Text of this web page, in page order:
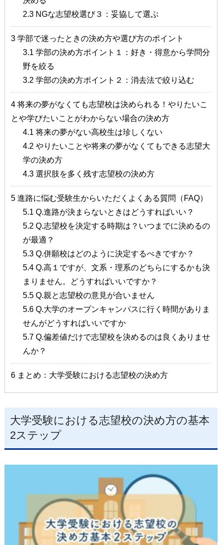
2.3NGな志望校選び３：妥協して選ぶ
3学部で迷ったときの決め方や選び方のポイント
3.1 学部の決め方ポイント１：好き・得意から学問分
野を絞る
3.2 学部の決め方ポイント２：消去法で絞り込む
4将来の夢がなくても志望校は決められる！やりたいこ
とや学びたいことがわからない場合の決め方
4.1 将来の夢がない高校生は珍しくない
4.2 やりたいことや将来の夢がなくてもできる志望大
学の決め方
4.3選択肢を多く残す志望校の決め方
5進路に悩む受験生からいただくよくある質問（FAQ）
5.1 Q.進路が決まらないときはどうすればいい？
5.2 Q.志望校を決定する時期は？いつまでに決めるの
が最適？
5.3Q.併願校はどのように決定するべきですか？
5.4Q.高１ですが、文系・理系のどちらにするかも決
まりません。どうすればいいですか？
5.5Q.親と志望校の意見が合いません
5.6Q.大学のオープンキャンパスに行く時間がありま
せんがどうすればいいですか
5.7Q.偏差値だけで志望校を決めるのは良くありませ
んか？
6まとめ：大学受験における志望校の決め方
大学受験における志望校の決め方の基本
2ステップ